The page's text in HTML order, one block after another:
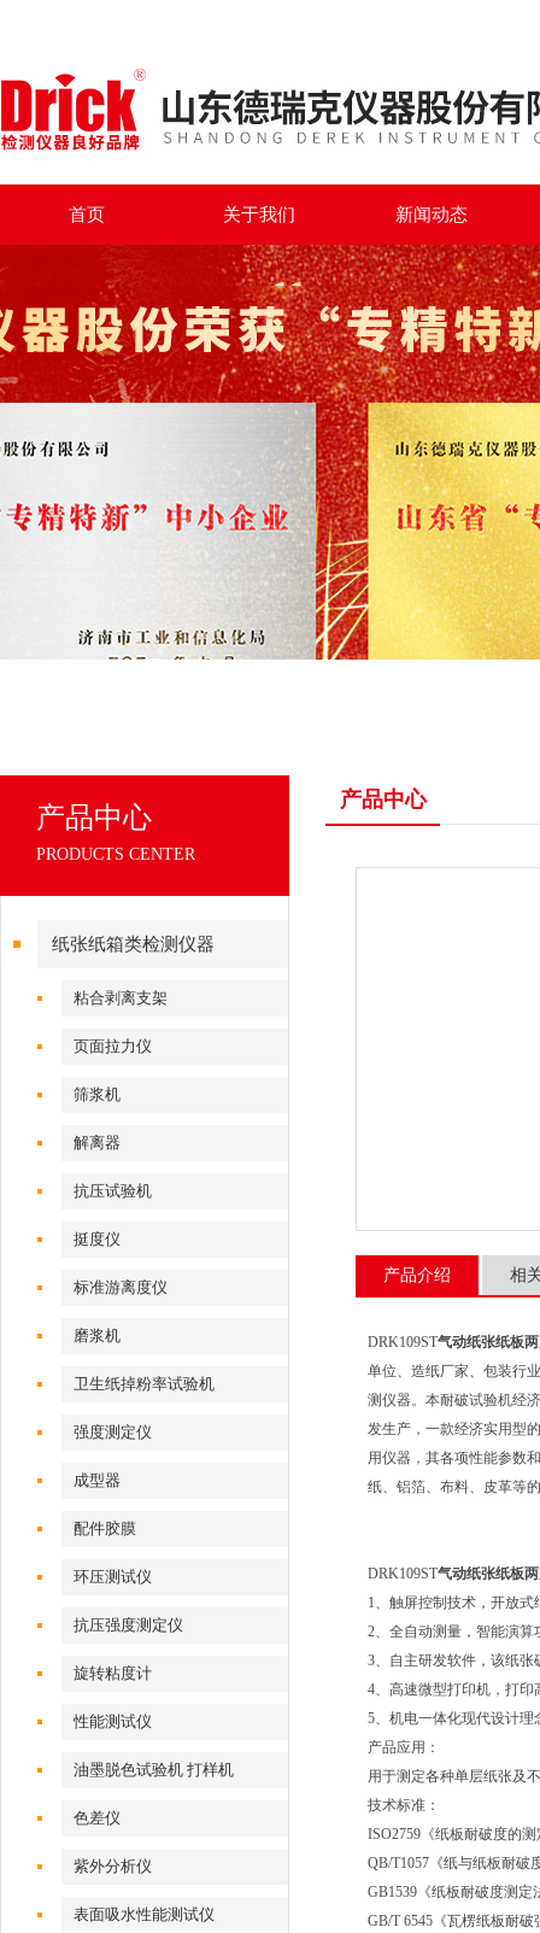
首页 关于我们 新闻动态
产品中心
PRODUCTS CENTER
纸张纸箱类检测仪器
粘合剥离支架
页面拉力仪
筛浆机
解离器
抗压试验机
挺度仪
标准游离度仪
磨浆机
卫生纸掉粉率试验机
强度测定仪
成型器
配件胶膜
环压测试仪
抗压强度测定仪
旋转粘度计
性能测试仪
油墨脱色试验机 打样机
色差仪
紫外分析仪
表面吸水性能测试仪
产品中心
产品介绍 相
DRK109ST气动纸张纸板
单位、造纸厂家、包装行
测仪器。本耐破试验机经
发生产，一款经济实用型
用仪器，其各项性能参数
纸、铝箔、布料、皮革等
DRK109ST气动纸张纸板
1、触屏控制技术，开放
2、全自动测量，智能演算
3、自主研发软件，该纸
4、高速微型打印机，打
5、机电一体化现代设计
产品应用：
用于测定各种单层纸张及
技术标准：
ISO2759《纸板耐破度的
QB/T1057《纸与纸板耐破
GB1539《纸板耐破度测定
GB/T 6545《瓦楞纸板耐